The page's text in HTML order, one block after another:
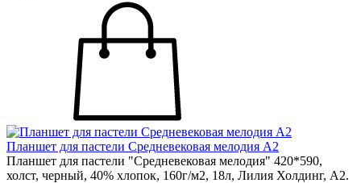
Планшет для пастели Средневековая мелодия А2
Планшет для пастели "Средневековая мелодия" 420*590,
холст, черный, 40% хлопок, 160г/м2, 18л, Лилия Холдинг, А2.